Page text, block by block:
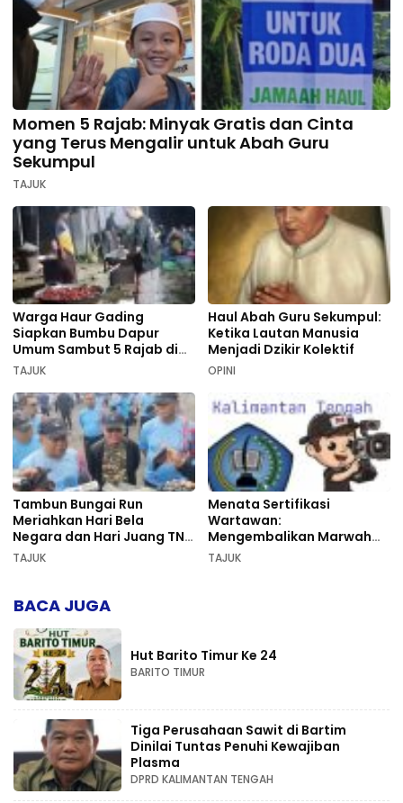
Momen 5 Rajab: Minyak Gratis dan Cinta
yang Terus Mengalir untuk Abah Guru
Sekumpul
TAJUK
Warga Haur Gading
Siapkan Bumbu Dapur
Umum Sambut 5 Rajab di
Sekumpul
TAJUK
Haul Abah Guru Sekumpul:
Ketika Lautan Manusia
Menjadi Dzikir Kolektif
OPINI
Tambun Bungai Run
Meriahkan Hari Bela
Negara dan Hari Juang TNI
AD di Palangka Raya
TAJUK
Menata Sertifikasi
Wartawan:
Mengembalikan Marwah
Pers dan Keadilan
TAJUK
BACA JUGA
Hut Barito Timur Ke 24
BARITO TIMUR
Tiga Perusahaan Sawit di Bartim
Dinilai Tuntas Penuhi Kewajiban
Plasma
DPRD KALIMANTAN TENGAH